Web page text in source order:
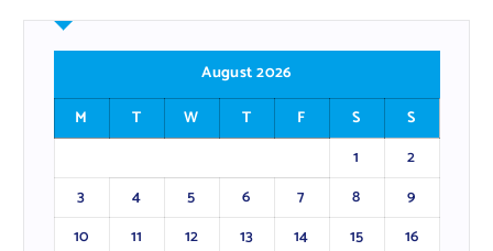
August 2026
M
T W T F S
S
1
2
3
4 5 6 7 8
9
10
11 12 13 14 15
16